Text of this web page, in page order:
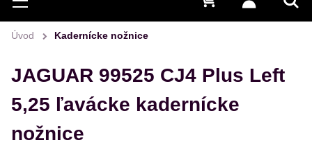
Hľadať
Menu Prihlásiť
0 €
Úvod Kadernícke nožnice
JAGUAR 99525 CJ4 Plus Left
5,25 ľavácke kadernícke
nožnice